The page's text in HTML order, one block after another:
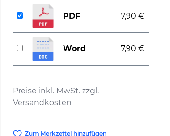
Preise inkl. MwSt. zzgl.
Versandkosten
PDF 7,90 €
Word 7,90 €
Zum Merkzettel hinzufügen